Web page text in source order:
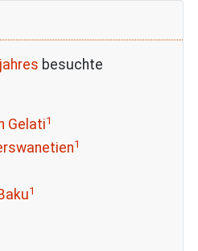
besuchte
Gelati1
1
1